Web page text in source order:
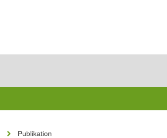
Publikation